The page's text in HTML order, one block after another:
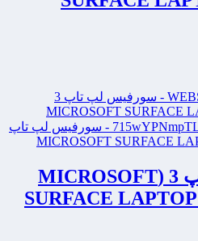
سورفیس لپ تاپ 3 (MICROSOFT
SURFACE